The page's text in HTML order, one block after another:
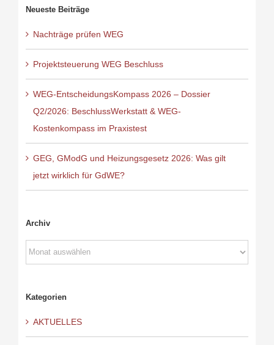
Neueste Beiträge
Nachträge prüfen WEG
Projektsteuerung WEG Beschluss
WEG-EntscheidungsKompass 2026 – Dossier
Q2/2026: BeschlussWerkstatt & WEG-
Kostenkompass im Praxistest
GEG, GModG und Heizungsgesetz 2026: Was gilt
jetzt wirklich für GdWE?
Archiv
Archiv
Kategorien
AKTUELLES